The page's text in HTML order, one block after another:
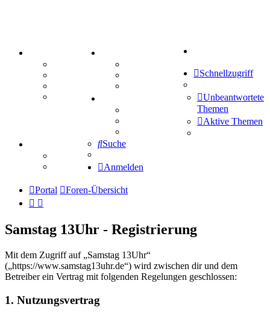
Mastodon
Treffenübersicht
Zitatesammlung
Schiffe versenken
Tipprunde
Comunio
Schnellzugriff
Unbeantwortete
Themen
Aktive Themen
Suche
Anmelden
Portal Foren-Übersicht
Samstag 13Uhr - Registrierung
Mit dem Zugriff auf „Samstag 13Uhr“
(„https://www.samstag13uhr.de“) wird zwischen dir und dem
Betreiber ein Vertrag mit folgenden Regelungen geschlossen:
1. Nutzungsvertrag